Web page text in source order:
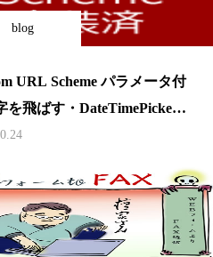
blog
URL Scheme パラメータ付
を飛ばす・DateTimePicker
を入れて動かす